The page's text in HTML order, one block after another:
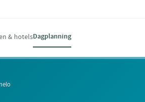
& hotelsDagplanning